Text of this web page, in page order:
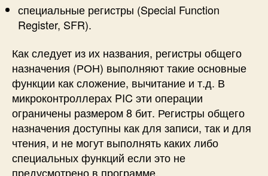
специальные регистры (Special Function
Register, SFR).
Как следует из их названия, регистры общего
назначения (РОН) выполняют такие основные
функции как сложение, вычитание и т.д. В
микроконтроллерах PIC эти операции
ограничены размером 8 бит. Регистры общего
назначения доступны как для записи, так и для
чтения, и не могут выполнять каких либо
специальных функций если это не
предусмотрено в программе.